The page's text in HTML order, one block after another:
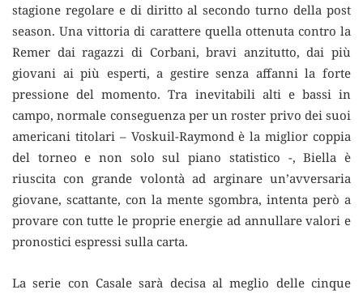
stagione regolare e di diritto al secondo turno della post
season. Una vittoria di carattere quella ottenuta contro la
Remer dai ragazzi di Corbani, bravi anzitutto, dai più
giovani ai più esperti, a gestire senza affanni la forte
pressione del momento. Tra inevitabili alti e bassi in
campo, normale conseguenza per un roster privo dei suoi
americani titolari – Voskuil-Raymond è la miglior coppia
del torneo e non solo sul piano statistico -, Biella è
riuscita con grande volontà ad arginare un’avversaria
giovane, scattante, con la mente sgombra, intenta però a
provare con tutte le proprie energie ad annullare valori e
pronostici espressi sulla carta.
La serie con Casale sarà decisa al meglio delle cinque